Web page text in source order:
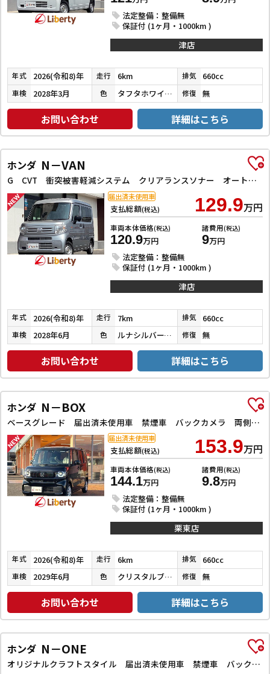
法定整備：整備無
保証付 (1ヶ月・1000km )
津店
年式 2026(令和8)年 走行 6km 排気 660cc
車検 2028年3月 色 タフタホワイトⅢ 修復 無
お問い合わせ 詳細はこちら
ホンダ N－VAN
G CVT 衝突被害軽減システム クリアランスソナー オートクルーズコントロール レーンアシスト 両側スライドドア アイドリングストップ オートライト ESC エアコン パワーウィンドウ
支払総額(税込) 129.9万円
車両本体価格(税込)
120.9万円
諸費用(税込)
9万円
法定整備：整備無
保証付 (1ヶ月・1000km )
届出済未使用車
津店
年式 2026(令和8)年 走行 7km 排気 660cc
車検 2028年6月 色 ルナシルバーメタリック 修復 無
お問い合わせ 詳細はこちら
ホンダ N－BOX
ベースグレード 届出済未使用車 禁煙車 バックカメラ 両側スライド・片側電動 クリアランスソナー オートクルーズコントロール レーンアシスト オートライト スマートキー アイドリングストップ シートヒーター
支払総額(税込) 153.9万円
車両本体価格(税込)
144.1万円
諸費用(税込)
9.8万円
法定整備：整備無
保証付 (1ヶ月・1000km )
届出済未使用車
栗東店
年式 2026(令和8)年 走行 6km 排気 660cc
車検 2029年6月 色 クリスタルブラックパール 修復 無
お問い合わせ 詳細はこちら
ホンダ N－ONE
オリジナルクラフトスタイル 届出済未使用車 禁煙車 バックカメラ クリアランスソナー オートクルーズコントロール レーンアシスト オートライト スマートキー アイドリングストップ シートヒーター チップアップシート